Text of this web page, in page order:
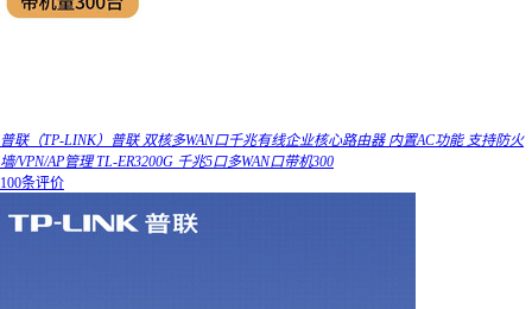
普联（TP-LINK）普联 双核多WAN口千兆有线企业核心路由器 内置AC功能 支持防火
墙/VPN/AP管理 TL-ER3200G 千兆5口多WAN口带机300
100条评价